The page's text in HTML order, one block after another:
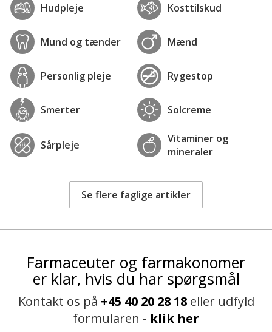
Hudpleje Kosttilskud
Mund og tænder Mænd
Personlig pleje Rygestop
Smerter Solcreme
Sårpleje
Vitaminer og
mineraler
Se flere faglige artikler
Farmaceuter og farmakonomer
er klar, hvis du har spørgsmål
Kontakt os på +45 40 20 28 18eller udfyld
formularen - klik her